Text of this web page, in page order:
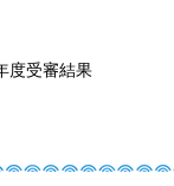
度受審結果